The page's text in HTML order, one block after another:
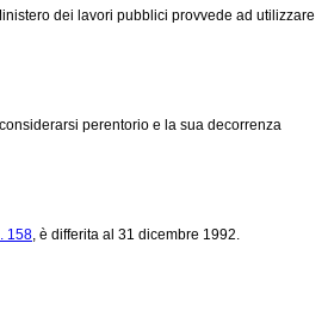
dei lavori pubblici provvede ad utilizzare
perentorio e la sua decorrenza
158, è differita al 31 dicembre 1992.